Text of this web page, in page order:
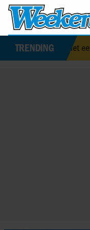
TRENDING
met eerste kinderboek